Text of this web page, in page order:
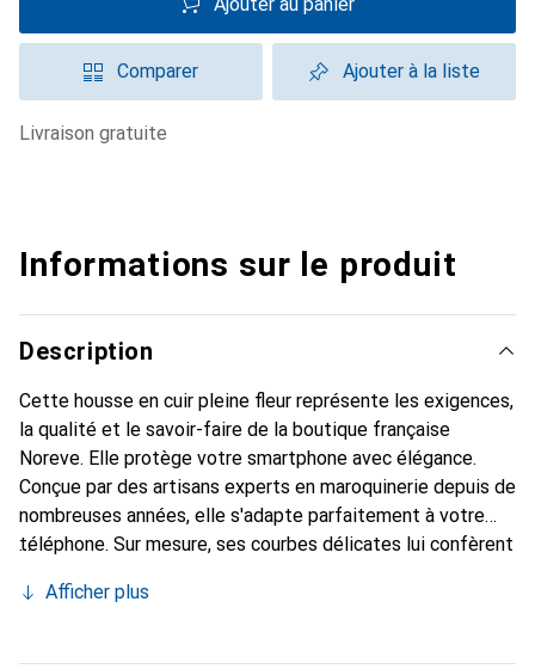
Comparer Ajouter à la liste
livraison gratuite
Informations sur le produit
Description
Cette housse en cuir pleine fleur représente les exigences,
la qualité et le savoir-faire de la boutique française
Noreve. Elle protège votre smartphone avec élégance.
Conçue par des artisans experts en maroquinerie depuis de
nombreuses années, elle s'adapte parfaitement à votre
téléphone. Sur mesure, ses courbes délicates lui confèrent
chic et essentiel de votre smartphone. Reconnaître
marque Noreve est un choix sûr pour une clientèle
Afficher plus